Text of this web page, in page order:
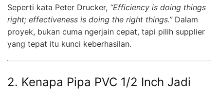
Seperti kata Peter Drucker, “Efficiency is doing things
right; effectiveness is doing the right things.”Dalam
proyek, bukan cuma ngerjain cepat, tapi pilih supplier
yang tepat itu kunci keberhasilan.
2. Kenapa Pipa PVC 1/2 Inch Jadi